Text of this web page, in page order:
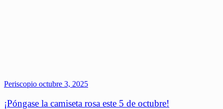
Periscopio octubre 3, 2025
¡Póngase la camiseta rosa este 5 de octubre!